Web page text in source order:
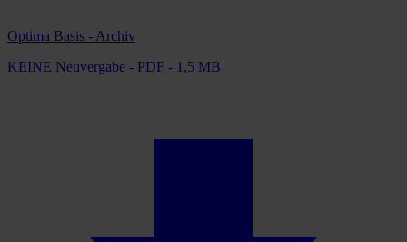
Optima Basis - Archiv
KEINE Neuvergabe - PDF - 1,5 MB